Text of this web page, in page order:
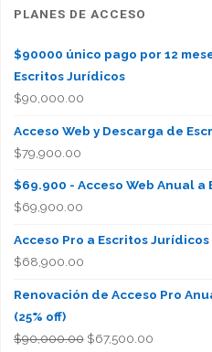
PLANES DE ACCESO
$90000 único pago por 12
Escritos Jurídicos
$90,000.00
Acceso Web y Descarga de
$79,900.00
$69.900 - Acceso Web Anual a
$69,900.00
Acceso Pro a Escritos
$68,900.00
Renovación de Acceso Pro
(25% off)
$90,000.00 El
$67,500.00El